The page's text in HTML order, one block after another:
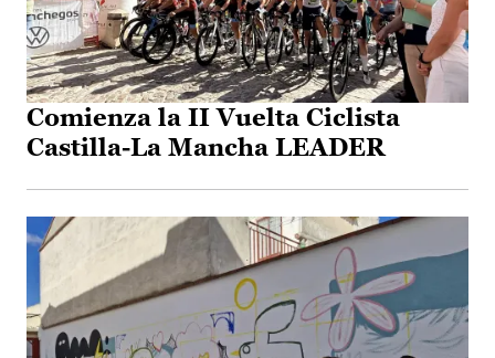
Comienza la II Vuelta Ciclista
Castilla-La Mancha LEADER